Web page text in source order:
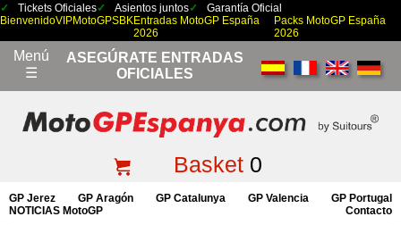
Tickets Oficiales Asientos juntos
Garantía Oficial
BienvenidoVIPMotoGPSBKEntradas MotoGP España
2026
Packs MotoGP España
2026
Menú
☰
ASEGÚRATE ENTRADAS
OFICIALES
Basket0
GP Jerez GP Aragón GP Catalunya GP Valencia
GP Portugal
NOTICIAS MotoGP
Contacto